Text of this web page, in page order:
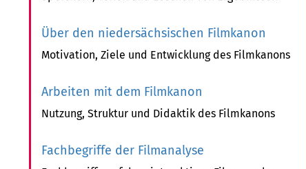
Über den niedersächsischen Filmkanon
Motivation, Ziele und Entwicklung des Filmkanons
Arbeiten mit dem Filmkanon
Nutzung, Struktur und Didaktik des Filmkanons
Fachbegriffe der Filmanalyse